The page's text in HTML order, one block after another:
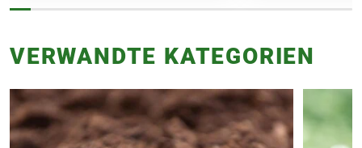
VERWANDTE KATEGORIEN